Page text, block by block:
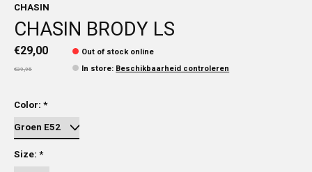
CHASIN
CHASIN BRODY LS
€29,00
€39,95
Out of stock online
In store: Beschikbaarheid controleren
Color: *
Size: *